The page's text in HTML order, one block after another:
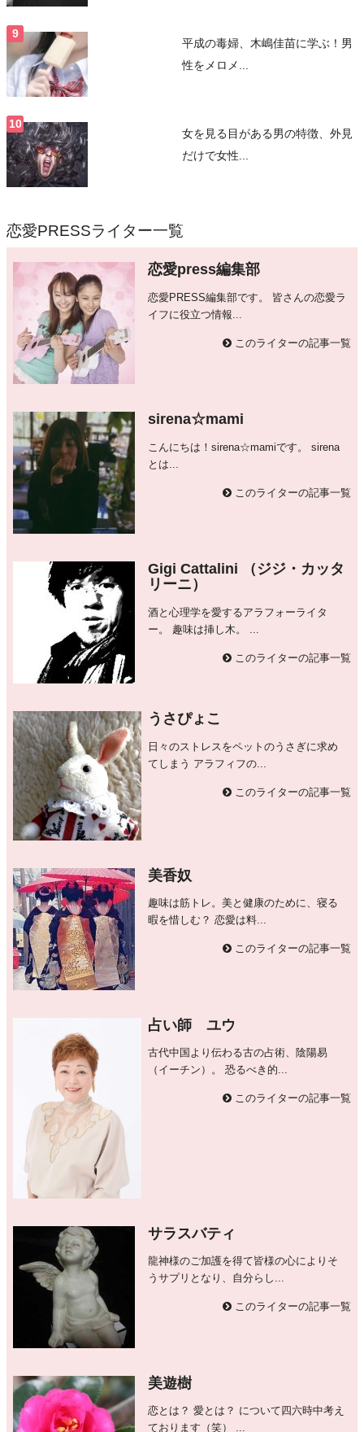
平成の毒婦、木嶋佳苗に学ぶ！男
性をメロメ...
女を見る目がある男の特徴、外見
だけで女性...
恋愛PRESSライター一覧
恋愛press編集部
恋愛PRESS編集部です。 皆さんの恋愛ラ
イフに役立つ情報...
このライターの記事一覧
sirena☆mami
こんにちは！sirena☆mamiです。 sirena
とは...
このライターの記事一覧
Gigi Cattalini （ジジ・カッタ
リーニ）
酒と心理学を愛するアラフォーライタ
ー。 趣味は挿し木。 ...
このライターの記事一覧
うさぴょこ
日々のストレスをペットのうさぎに求め
てしまう アラフィフの...
このライターの記事一覧
美香奴
趣味は筋トレ。美と健康のために、寝る
暇を惜しむ？ 恋愛は料...
このライターの記事一覧
占い師 ユウ
古代中国より伝わる古の占術、陰陽易
（イーチン）。 恐るべき的...
このライターの記事一覧
サラスバティ
龍神様のご加護を得て皆様の心によりそ
うサプリとなり、自分らし...
このライターの記事一覧
美遊樹
恋とは？ 愛とは？ について四六時中考え
ております（笑） ...